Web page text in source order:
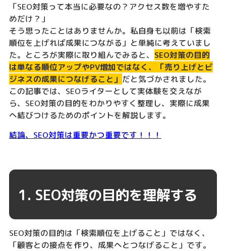
「SEO対策って本当に必要なの？アクセス数を増やすた
めだけ？」
そう思ったことはありませんか。私自身も以前は「検索
順位を上げれば成果につながる」と単純に考えていまし
た。ところが実際に取り組んでみると、 SEO対策の目的
は単なる順位アップやPV増加ではなく、「売り上げとビ
ジネスの成果につなげること」 だと気づかされました。
この記事では、SEOライターとして実体験を交えなが
ら、SEO対策の目的をわかりやすく整理し、実際に成果
へ結びつけるためのポイントを解説します。
結論、SEO対策は重要かつ重要です！！！
1. SEO対策の目的を理解する
SEO対策の目的は「検索順位を上げること」ではなく、
「顧客との接点を作り、成果へとつなげること」です。